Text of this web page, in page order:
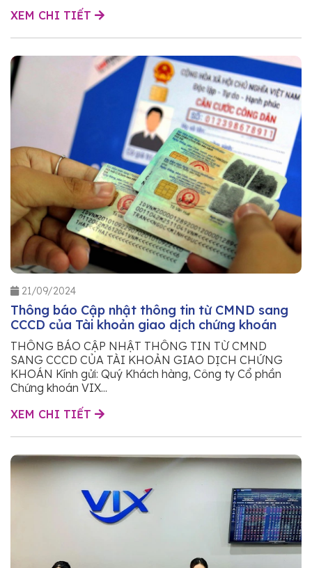
XEM CHI TIẾT
21/09/2024
Thông báo Cập nhật thông tin từ CMND sang
CCCD của Tài khoản giao dịch chứng khoán
THÔNG BÁO CẬP NHẬT THÔNG TIN TỪ CMND
SANG CCCD CỦA TÀI KHOẢN GIAO DỊCH CHỨNG
KHOÁN Kính gửi: Quý Khách hàng, Công ty Cổ phần
Chứng khoán VIX...
XEM CHI TIẾT